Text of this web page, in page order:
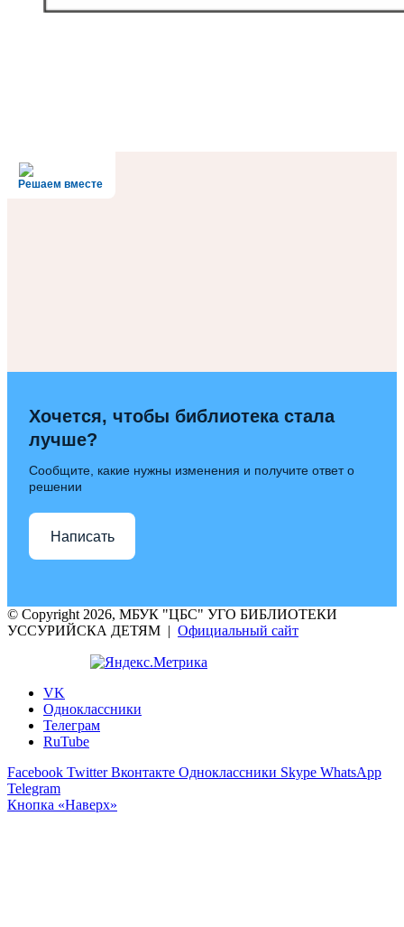
Решаем вместе
Хочется, чтобы библиотека стала
лучше?
Сообщите, какие нужны изменения и получите ответ о
решении
Написать
© Copyright 2026, МБУК "ЦБС" УГО БИБЛИОТЕКИ
УССУРИЙСКА ДЕТЯМ | Официальный сайт
VK
Одноклассники
Телеграм
RuTube
Facebook Twitter Вконтакте Одноклассники Skype WhatsApp
Telegram
Кнопка «Наверх»